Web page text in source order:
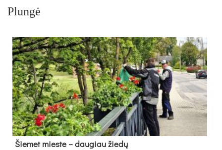
Plungė
Šie­met mies­te – dau­giau žie­dų